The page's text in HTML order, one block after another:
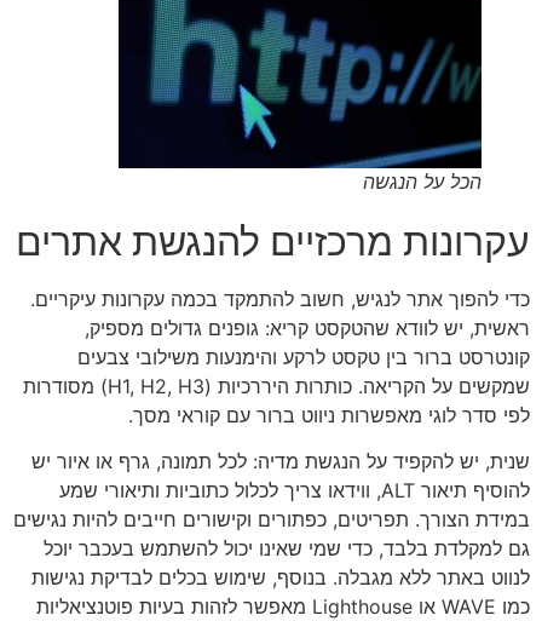
הכל על הנגשה
עקרונות מרכזיים להנגשת אתרים
כדי להפוך אתר לנגיש, חשוב להתמקד בכמה עקרונות עיקריים.
ראשית, יש לוודא שהטקסט קריא: גופנים גדולים מספיק,
קונטרסט ברור בין טקסט לרקע והימנעות משילובי צבעים
שמקשים על הקריאה. כותרות היררכיות (H1, H2, H3) מסודרות
לפי סדר לוגי מאפשרות ניווט ברור עם קוראי מסך.
שנית, יש להקפיד על הנגשת מדיה: לכל תמונה, גרף או איור יש
להוסיף תיאור ALT, ווידאו צריך לכלול כתוביות ותיאורי שמע
במידת הצורך. תפריטים, כפתורים וקישורים חייבים להיות נגישים
גם למקלדת בלבד, כדי שמי שאינו יכול להשתמש בעכבר יוכל
לנווט באתר ללא מגבלה. בנוסף, שימוש בכלים לבדיקת נגישות
כמו WAVE או Lighthouse מאפשר לזהות בעיות פוטנציאליות